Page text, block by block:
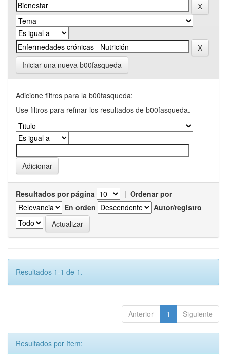
Iniciar una nueva b00fasqueda
Adicione filtros para la b00fasqueda:
Use filtros para refinar los resultados de b00fasqueda.
Resultados por página | Ordenar por
En orden
Autor/registro
Resultados 1-1 de 1.
Anterior 1 Siguiente
Resultados por ítem: